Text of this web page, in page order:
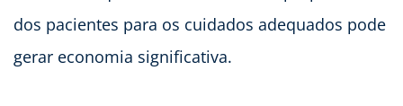
dos pacientes para os cuidados adequados pode
gerar economia significativa.